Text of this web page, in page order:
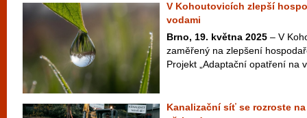
V Kohoutovicích zlepší
vodami
Brno, 19. května 2025 – V
zaměřený na zlepšení
Projekt „Adaptační opatření na
Kanalizační síť se rozroste